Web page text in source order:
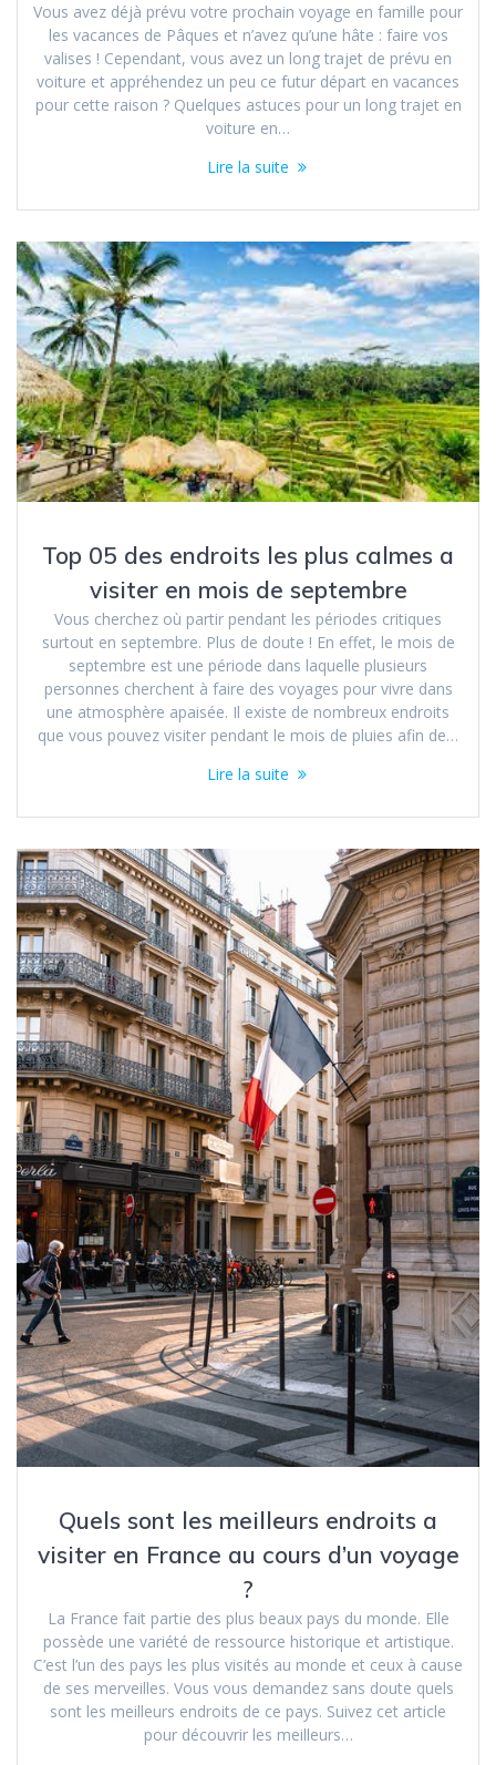
Vous avez déjà prévu votre prochain voyage en famille pour
les vacances de Pâques et n’avez qu’une hâte : faire vos
valises ! Cependant, vous avez un long trajet de prévu en
voiture et appréhendez un peu ce futur départ en vacances
pour cette raison ? Quelques astuces pour un long trajet en
voiture en…
Lire la suite
Top 05 des endroits les plus calmes a
visiter en mois de septembre
Vous cherchez où partir pendant les périodes critiques
surtout en septembre. Plus de doute ! En effet, le mois de
septembre est une période dans laquelle plusieurs
personnes cherchent à faire des voyages pour vivre dans
une atmosphère apaisée. Il existe de nombreux endroits
que vous pouvez visiter pendant le mois de pluies afin de…
Lire la suite
Quels sont les meilleurs endroits a
visiter en France au cours d’un voyage
?
La France fait partie des plus beaux pays du monde. Elle
possède une variété de ressource historique et artistique.
C’est l’un des pays les plus visités au monde et ceux à cause
de ses merveilles. Vous vous demandez sans doute quels
sont les meilleurs endroits de ce pays. Suivez cet article
pour découvrir les meilleurs…